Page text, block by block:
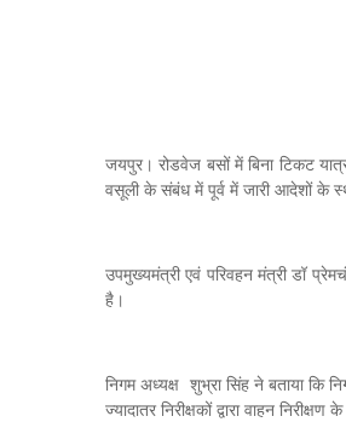
जयपुर। रोडवेज बसों में बिना टिकट
वसूली के संबंध में पूर्व में जारी आदेशों के
उपमुख्यमंत्री एवं परिवहन मंत्री डॉ
है।
निगम अध्यक्ष शुभ्रा सिंह ने बताया कि
ज्यादातर निरीक्षकों द्वारा वाहन